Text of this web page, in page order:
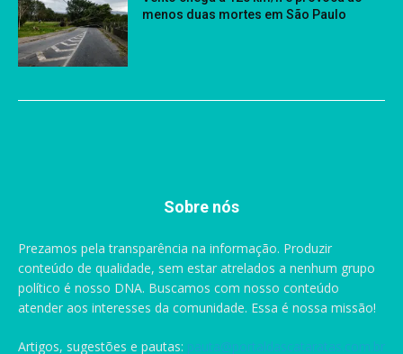
menos duas mortes em São Paulo
Sobre nós
Prezamos pela transparência na informação. Produzir
conteúdo de qualidade, sem estar atrelados a nenhum grupo
político é nosso DNA. Buscamos com nosso conteúdo
atender aos interesses da comunidade. Essa é nossa missão!
Artigos, sugestões e pautas: pauta@portaldascataratas.com.br